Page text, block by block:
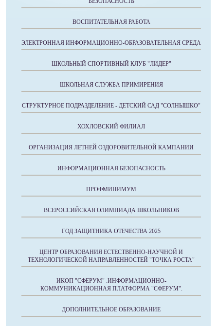
ВОСПИТАТЕЛЬНАЯ РАБОТА
ЭЛЕКТРОННАЯ ИНФОРМАЦИОННО-ОБРАЗОВАТЕЛЬНАЯ СРЕДА
ШКОЛЬНЫЙ СПОРТИВНЫЙ КЛУБ "ЛИДЕР"
ШКОЛЬНАЯ СЛУЖБА ПРИМИРЕНИЯ
СТРУКТУРНОЕ ПОДРАЗДЕЛЕНИЕ - ДЕТСКИЙ САД "СОЛНЫШКО"
ХОХЛОВСКИЙ ФИЛИАЛ
ОРГАНИЗАЦИЯ ЛЕТНЕЙ ОЗДОРОВИТЕЛЬНОЙ КАМПАНИИ
ИНФОРМАЦИОННАЯ БЕЗОПАСНОСТЬ
ПРОФМИНИМУМ
ВСЕРОССИЙСКАЯ ОЛИМПИАДА ШКОЛЬНИКОВ
ГОД ЗАЩИТНИКА ОТЕЧЕСТВА 2025
ЦЕНТР ОБРАЗОВАНИЯ ЕСТЕСТВЕННО-НАУЧНОЙ И
ТЕХНОЛОГИЧЕСКОЙ НАПРАВЛЕННОСТЕЙ "ТОЧКА РОСТА"
ИКОП "СФЕРУМ" .ИНФОРМАЦИОННО-
КОММУНИКАЦИОННАЯ ПЛАТФОРМА "СФЕРУМ".
ДОПОЛНИТЕЛЬНОЕ ОБРАЗОВАНИЕ